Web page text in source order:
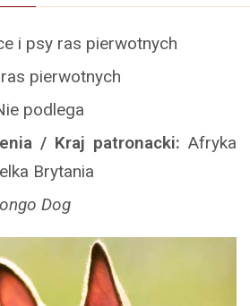
i psy ras pierwotnych
pierwotnych
podlega
/ Kraj patronacki: Afryka
Brytania
Dog